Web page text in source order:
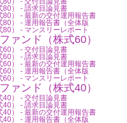
80） - 請求目論見書
） - 最新の交付運用報告書
） - 運用報告書（全体版
） - マンスリーレポート
ァンド（株式60）
60） - 交付目論見書
60） - 請求目論見書
） - 最新の交付運用報告書
） - 運用報告書（全体版
） - マンスリーレポート
ァンド（株式40）
40） - 交付目論見書
40） - 請求目論見書
） - 最新の交付運用報告書
） - 運用報告書（全体版